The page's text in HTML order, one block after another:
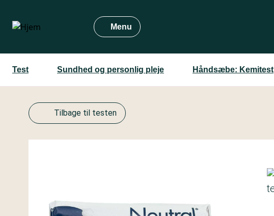
hovedindhold
Menu
Test Sundhed og personlig pleje Håndsæbe: Kemitest
Tilbage til testen